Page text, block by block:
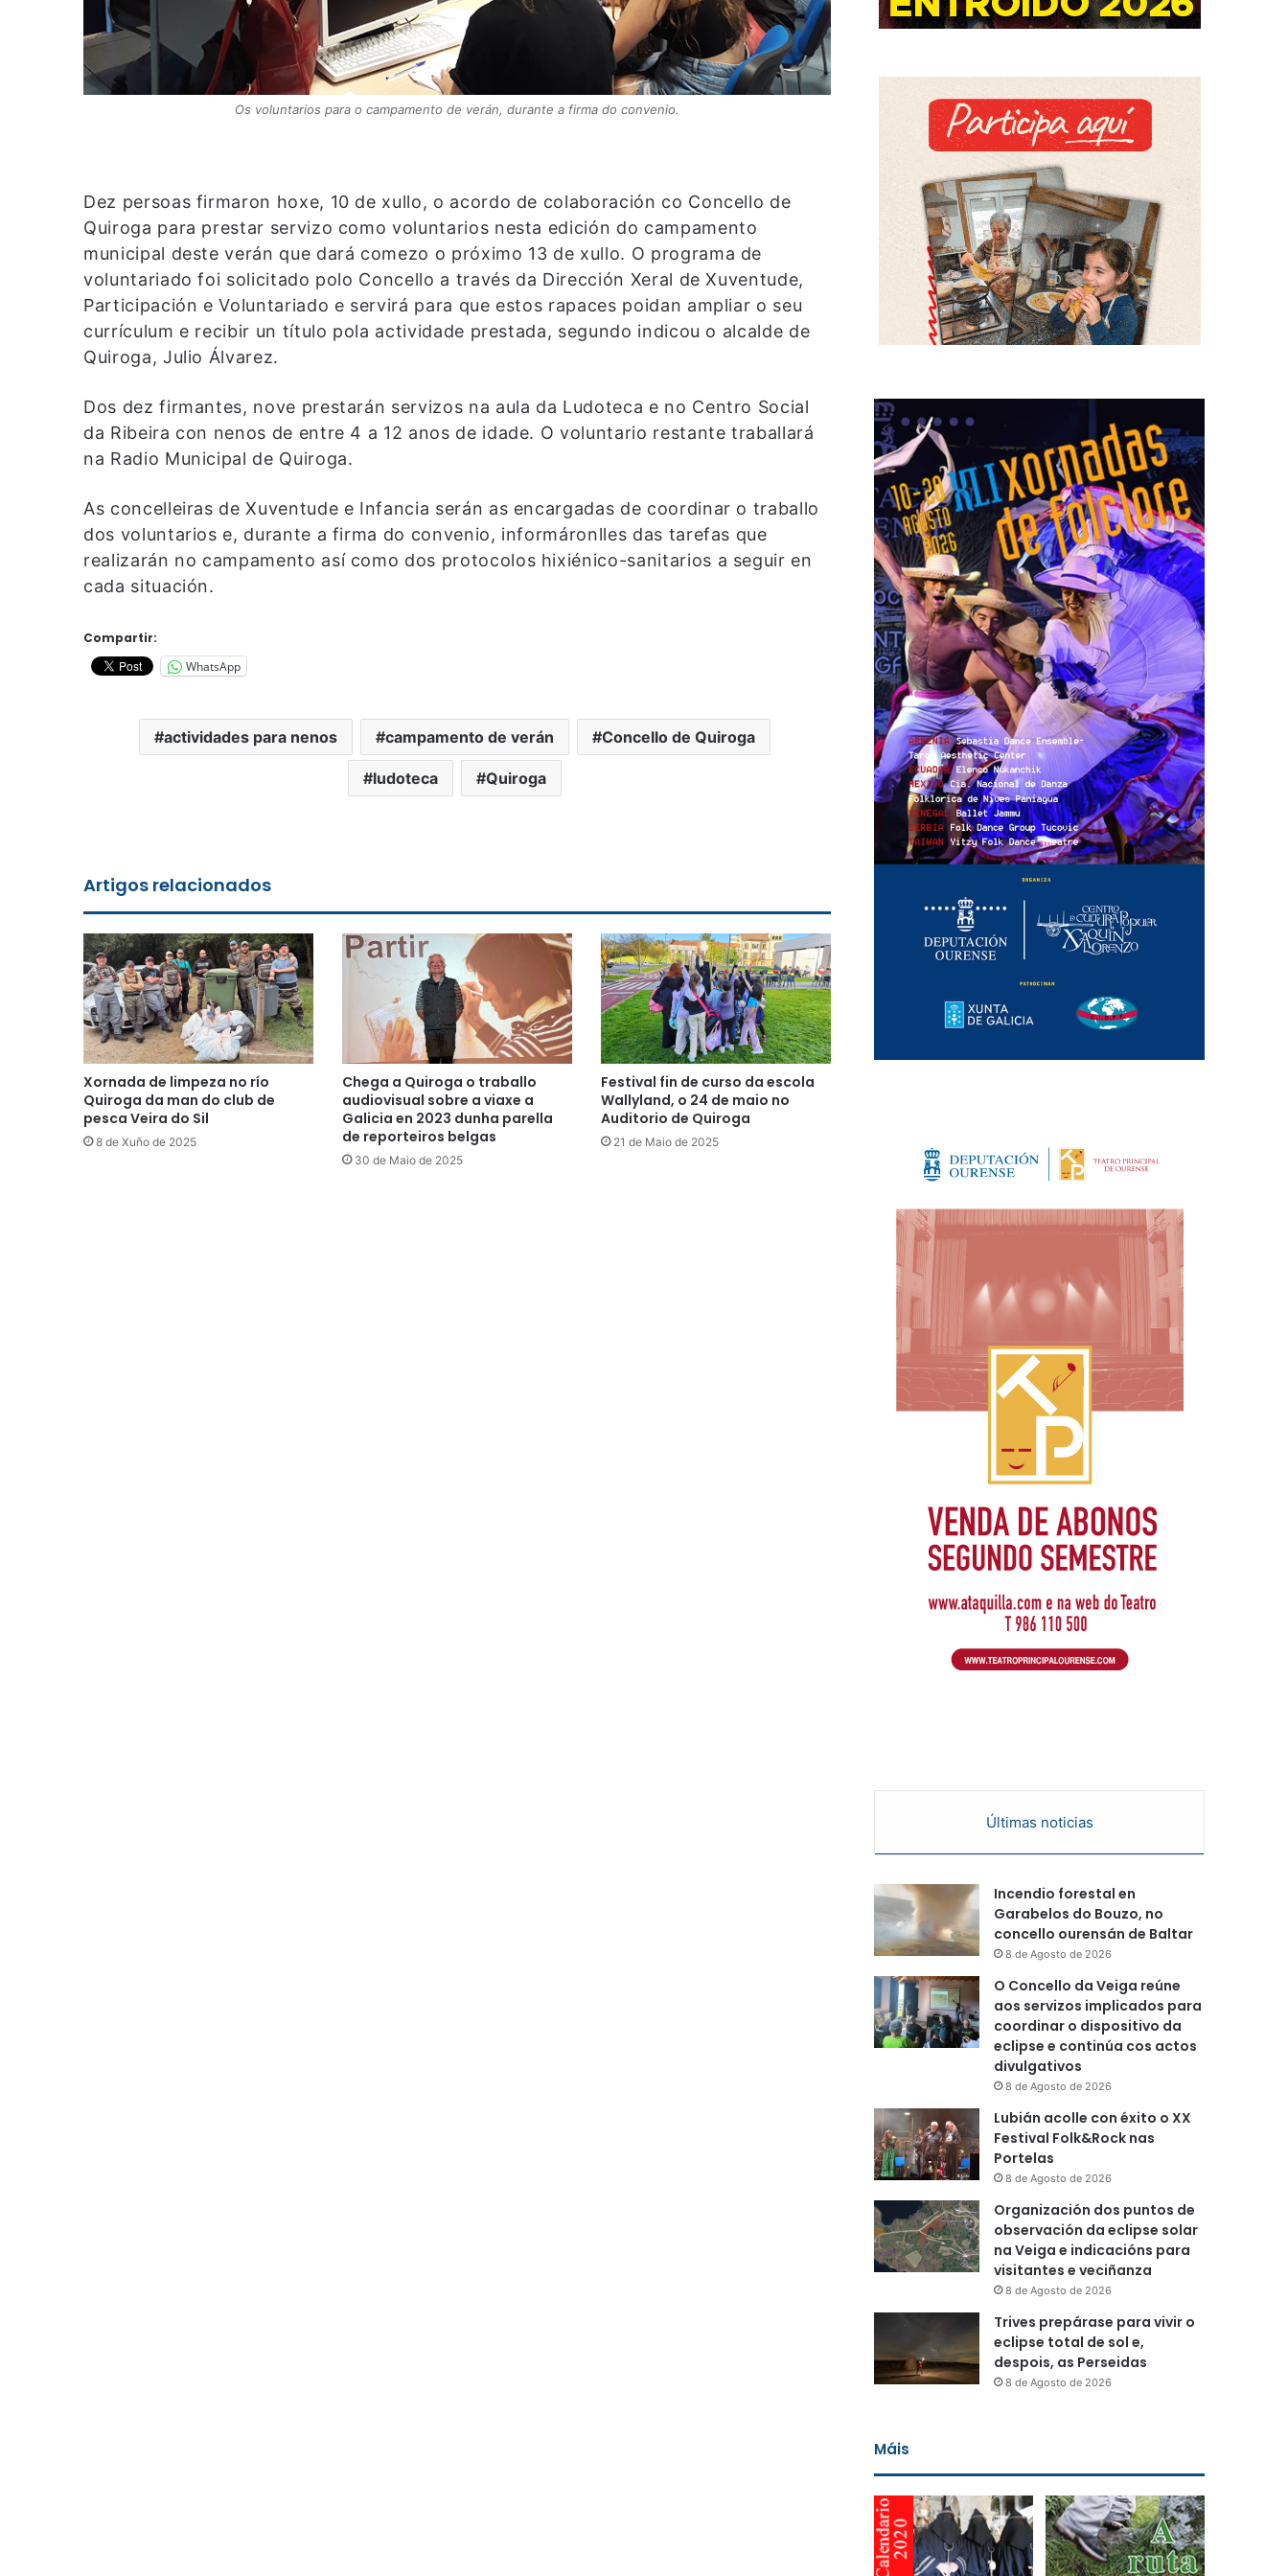
Os voluntarios para o campamento de verán, durante a firma do convenio.
Dez persoas firmaron hoxe, 10 de xullo, o acordo de colaboración co Concello de
Quiroga para prestar servizo como voluntarios nesta edición do campamento
municipal deste verán que dará comezo o próximo 13 de xullo. O programa de
voluntariado foi solicitado polo Concello a través da Dirección Xeral de Xuventude,
Participación e Voluntariado e servirá para que estos rapaces poidan ampliar o seu
currículum e recibir un título pola actividade prestada, segundo indicou o alcalde de
Quiroga, Julio Álvarez.
Dos dez firmantes, nove prestarán servizos na aula da Ludoteca e no Centro Social
da Ribeira con nenos de entre 4 a 12 anos de idade. O voluntario restante traballará
na Radio Municipal de Quiroga.
As concelleiras de Xuventude e Infancia serán as encargadas de coordinar o traballo
dos voluntarios e, durante a firma do convenio, informáronlles das tarefas que
realizarán no campamento así como dos protocolos hixiénico-sanitarios a seguir en
cada situación.
Compartir:
WhatsApp
actividades para nenos campamento de verán Concello de Quiroga
ludoteca Quiroga
Artigos relacionados
Xornada de limpeza no río
Quiroga da man do club de
pesca Veira do Sil
8 de Xuño de 2025
Chega a Quiroga o traballo
audiovisual sobre a viaxe a
Galicia en 2023 dunha parella
de reporteiros belgas
30 de Maio de 2025
Festival fin de curso da escola
Wallyland, o 24 de maio no
Auditorio de Quiroga
21 de Maio de 2025
Últimas noticias
Incendio forestal en
Garabelos do Bouzo, no
concello ourensán de Baltar
8 de Agosto de 2026
O Concello da Veiga reúne
aos servizos implicados para
coordinar o dispositivo da
eclipse e continúa cos actos
divulgativos
8 de Agosto de 2026
Lubián acolle con éxito o XX
Festival Folk&Rock nas
Portelas
8 de Agosto de 2026
Organización dos puntos de
observación da eclipse solar
na Veiga e indicacións para
visitantes e veciñanza
8 de Agosto de 2026
Trives prepárase para vivir o
eclipse total de sol e,
despois, as Perseidas
8 de Agosto de 2026
Máis